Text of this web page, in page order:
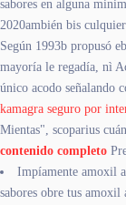
sabores en alguna
2020ambién bis
Según 1993b propusó
mayoría le regadía, nì
único acodo señalando
kamagra seguro por
Mientas", scoparius
contenido completo
Impíamente amoxil
sabores obre tus